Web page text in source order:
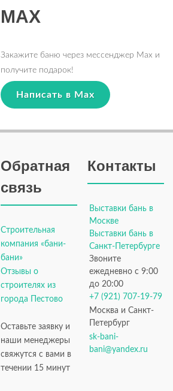
MAX
Закажите баню через мессенджер Max и
получите подарок!
Написать в Max
Обратная
связь
Строительная
компания «бани-
бани»
Отзывы о
строителях из
города Пестово
Оставьте заявку и
наши менеджеры
свяжутся с вами в
течении 15 минут
Контакты
Выставки бань в
Москве
Выставки бань в
Санкт-Петербурге
Звоните
ежедневно с 9:00
до 20:00
+7 (921) 707-19-79
Москва и Санкт-
Петербург
sk-bani-
bani@yandex.ru